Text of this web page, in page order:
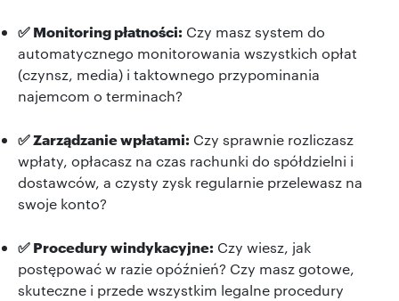
✅ Monitoring płatności: Czy masz system do
automatycznego monitorowania wszystkich opłat
(czynsz, media) i taktownego przypominania
najemcom o terminach?
✅ Zarządzanie wpłatami: Czy sprawnie rozliczasz
wpłaty, opłacasz na czas rachunki do spółdzielni i
dostawców, a czysty zysk regularnie przelewasz na
swoje konto?
✅ Procedury windykacyjne: Czy wiesz, jak
postępować w razie opóźnień? Czy masz gotowe,
skuteczne i przede wszystkim legalne procedury